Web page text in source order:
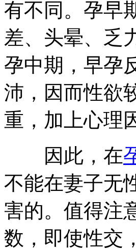
有不同。孕早
差、头晕、乏
孕中期，早孕
沛，因而性欲
重，加上心理
因此，在
不能在妻子无
害的。值得注
数，即使性交